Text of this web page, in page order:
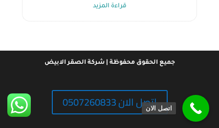
قراءة المزيد
جميع الحقوق محفوظة | شركة الصقر الابيض
اتصل الان 0507260833اتصل الان